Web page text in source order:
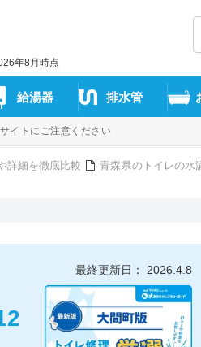
年8月時点
給湯器 排水管
イトにご注意ください
詳細を徹底比較 青森県のトイレの水
最終更新日： 2026.4.8